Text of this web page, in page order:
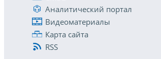
Аналитический портал
Видеоматериалы
Карта сайта
RSS